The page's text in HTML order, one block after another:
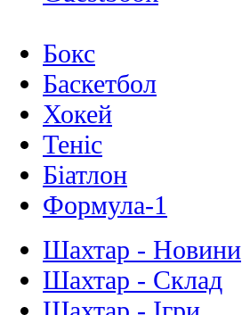
Бокс
Баскетбол
Хокей
Теніс
Біатлон
Формула-1
Шахтар - Новини
Шахтар - Склад